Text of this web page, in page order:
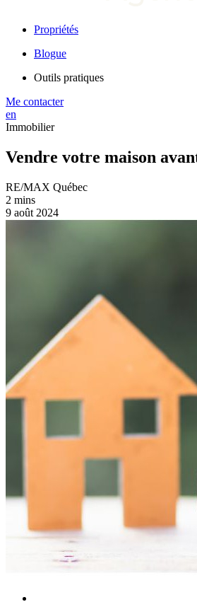
Propriétés
Blogue
Outils pratiques
Me contacter
en
Immobilier
Vendre votre maison
RE/MAX Québec
2 mins
9 août 2024